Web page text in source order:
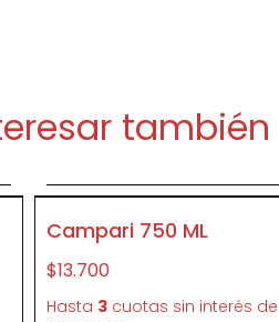
también
Campari 750 ML
$13.700
Hasta 3 cuotas sin interés de